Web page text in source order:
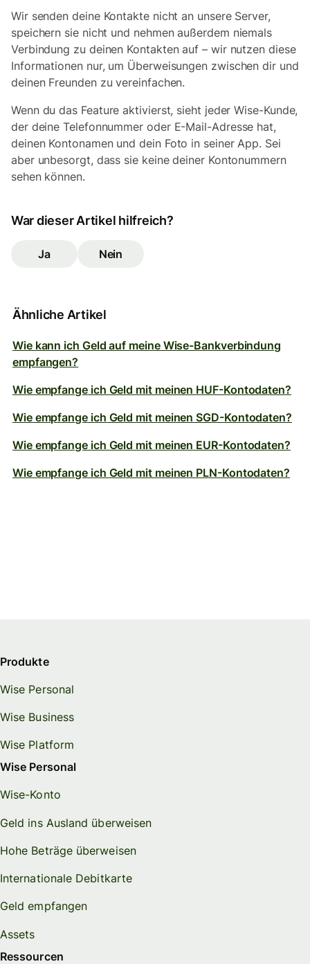
Wir senden deine Kontakte nicht an unsere Server,
speichern sie nicht und nehmen außerdem niemals
Verbindung zu deinen Kontakten auf – wir nutzen diese
Informationen nur, um Überweisungen zwischen dir und
deinen Freunden zu vereinfachen.
Wenn du das Feature aktivierst, sieht jeder Wise-Kunde,
der deine Telefonnummer oder E-Mail-Adresse hat,
deinen Kontonamen und dein Foto in seiner App. Sei
aber unbesorgt, dass sie keine deiner Kontonummern
sehen können.
War dieser Artikel hilfreich?
Ja Nein
Ähnliche Artikel
Wie kann ich Geld auf meine Wise-Bankverbindung
empfangen?
Wie empfange ich Geld mit meinen HUF-Kontodaten?
Wie empfange ich Geld mit meinen SGD-Kontodaten?
Wie empfange ich Geld mit meinen EUR-Kontodaten?
Wie empfange ich Geld mit meinen PLN-Kontodaten?
Produkte
Wise Personal
Wise Business
Wise Platform
Wise Personal
Wise-Konto
Geld ins Ausland überweisen
Hohe Beträge überweisen
Internationale Debitkarte
Geld empfangen
Assets
Ressourcen